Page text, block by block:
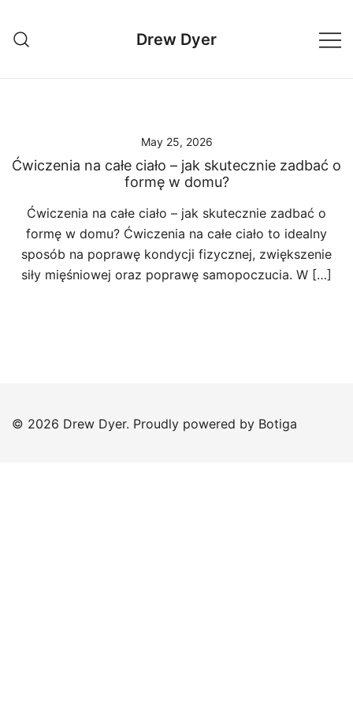
content
Drew Dyer
May 25, 2026
Ćwiczenia na całe ciało – jak skutecznie zadbać o
formę w domu?
Ćwiczenia na całe ciało – jak skutecznie zadbać o
formę w domu? Ćwiczenia na całe ciało to idealny
sposób na poprawę kondycji fizycznej, zwiększenie
siły mięśniowej oraz poprawę samopoczucia. W […]
© 2026 Drew Dyer. Proudly powered by Botiga